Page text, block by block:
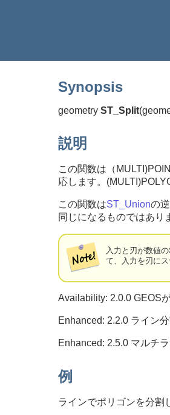
Synopsis
geometry ST_Split(
説明
この関数は（
応します。
この関数はST_Unionの
同じになるものではあり
入力と刃が数値
て、入力を刃に
Availability: 2.0.0 GEOS
Enhanced: 2.2.0 ライン
Enhanced: 2.5.0 マルチ
例
ラインでポリゴンを分割